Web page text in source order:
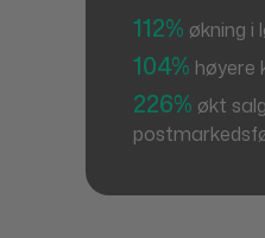
112% økning i
104% høyere
226% økt